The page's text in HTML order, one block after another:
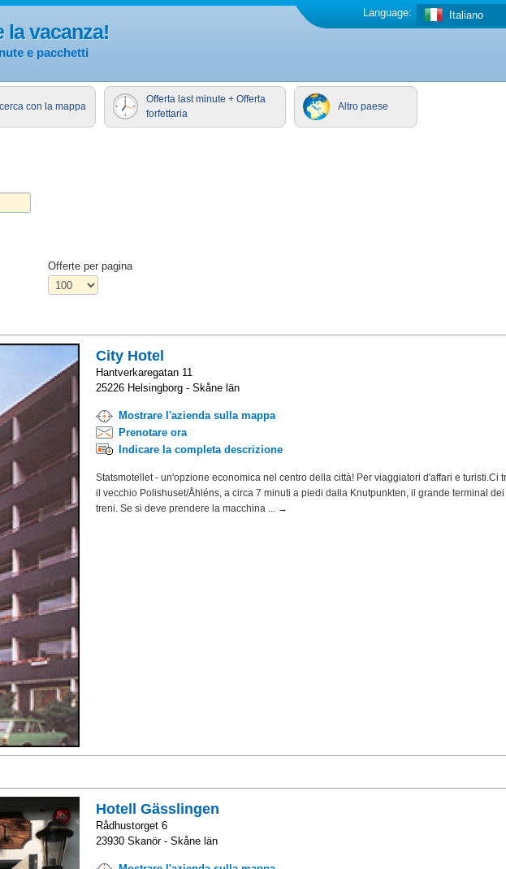
la vacanza!
e pacchetti
Italiano
Language:
con la mappa
Offerta last minute + Offerta
forfettaria
Altro paese
Offerte per pagina
City Hotel
Hantverkaregatan 11
25226 Helsingborg - Skåne län
Mostrare l'azienda sulla mappa
Prenotare ora
Indicare la completa descrizione
Statsmotellet - un'opzione economica nel centro della città! Per viaggiatori d'affari e turisti.Ci
il vecchio Polishuset/Åhléns, a circa 7 minuti a piedi dalla Knutpunkten, il grande terminal
treni. Se si deve prendere la macchina ... →
Hotell Gässlingen
Rådhustorget 6
23930 Skanör - Skåne län